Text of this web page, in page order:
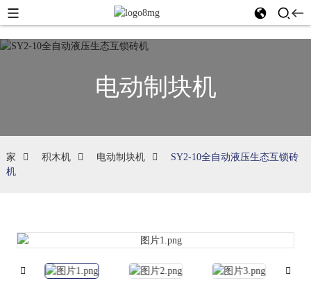
电动制块机
家 积木机 电动制块机
SY2-10全自动液压生态互锁砖
机